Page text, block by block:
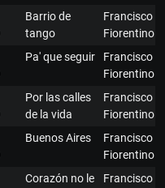
Barrio de
tango
Francisco
Fiorentino
Pa' que seguir
Francisco
Fiorentino
Por las calles
de la vida
Francisco
Fiorentino
Buenos Aires
Francisco
Fiorentino
Corazón no le
Francisco